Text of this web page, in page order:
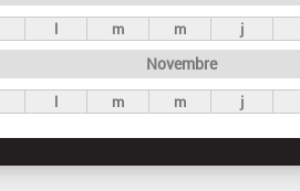
l m m j
Novembre
l m m j